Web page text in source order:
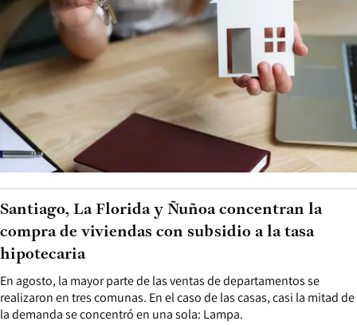
En agosto, la mayor parte de las ventas de departamentos se
realizaron en tres comunas. En el caso de las casas, casi la mitad de
la demanda se concentró en una sola: Lampa.
Santiago, La Florida y Ñuñoa concentran la
compra de viviendas con subsidio a la tasa
hipotecaria